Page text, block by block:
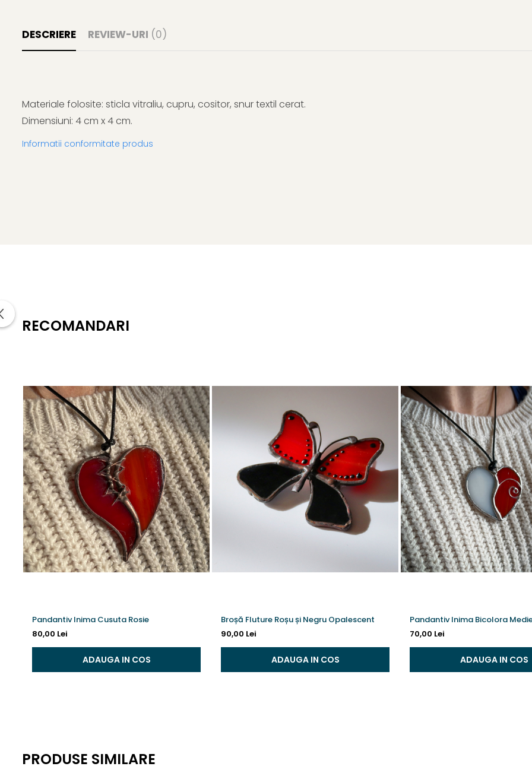
DESCRIERE REVIEW-URI (0)
Materiale folosite: sticla vitraliu, cupru, cositor, snur textil cerat.
Dimensiuni: 4 cm x 4 cm.
Informatii conformitate produs
RECOMANDARI
Pandantiv Inima Cusuta Rosie
80,00 Lei
ADAUGA IN COS
Broșă Fluture Roșu și Negru Opalescent
90,00 Lei
ADAUGA IN COS
Pandantiv Inima Bicolora
70,00 Lei
ADAUGA IN COS
PRODUSE SIMILARE